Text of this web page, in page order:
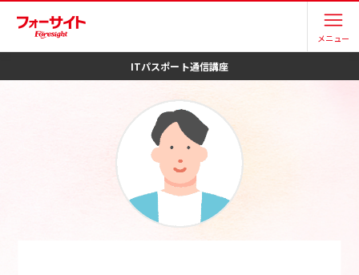
メニュー
ITパスポート通信講座